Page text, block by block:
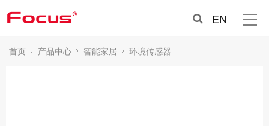
EN
首页 产品中心 智能家居 环境传感器